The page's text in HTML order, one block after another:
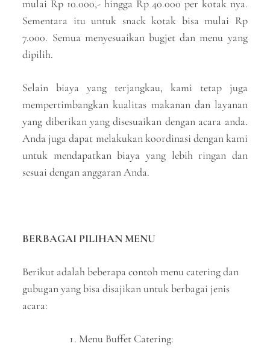
mulai Rp 10.000,- hingga Rp 40.000 per kotak nya.
Sementara itu untuk snack kotak bisa mulai Rp
7.000. Semua menyesuaikan bugjet dan menu yang
dipilih.
Selain biaya yang terjangkau, kami tetap juga
mempertimbangkan kualitas makanan dan layanan
yang diberikan yang disesuaikan dengan acara anda.
Anda juga dapat melakukan koordinasi dengan kami
untuk mendapatkan biaya yang lebih ringan dan
sesuai dengan anggaran Anda.
BERBAGAI PILIHAN MENU
Berikut adalah beberapa contoh menu catering dan
gubugan yang bisa disajikan untuk berbagai jenis
acara:
Menu Buffet Catering: